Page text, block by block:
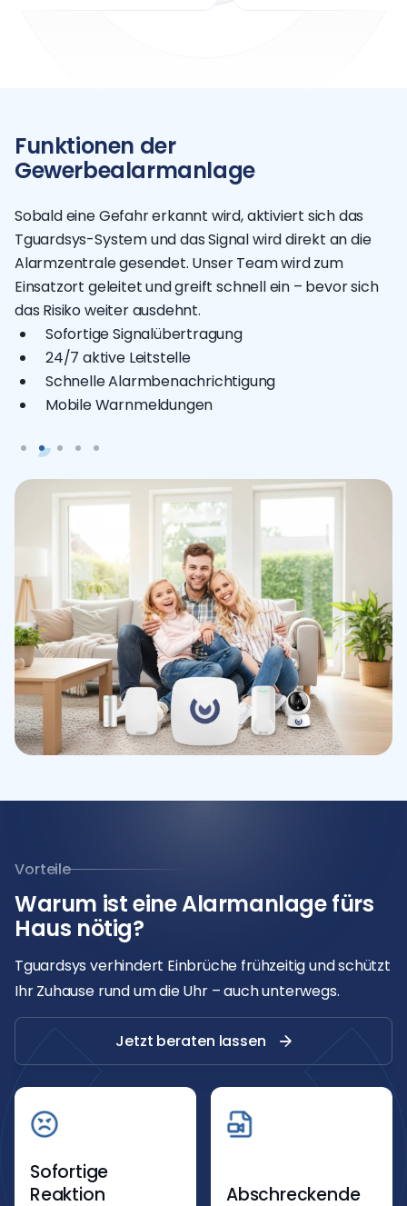
Funktionen der
Gewerbealarmanlage
Sobald eine Gefahr erkannt wird, aktiviert sich das
Tguardsys-System und das Signal wird direkt an die
Alarmzentrale gesendet. Unser Team wird zum
Einsatzort geleitet und greift schnell ein – bevor sich
das Risiko weiter ausdehnt.
Sofortige Signalübertragung
24/7 aktive Leitstelle
Schnelle Alarmbenachrichtigung
Mobile Warnmeldungen
Sofortige
Reaktion
Abschreckende
Vorteile
Warum ist eine Alarmanlage fürs
Haus nötig?
Tguardsys verhindert Einbrüche frühzeitig und schützt
Ihr Zuhause rund um die Uhr – auch unterwegs.
Jetzt beraten lassen